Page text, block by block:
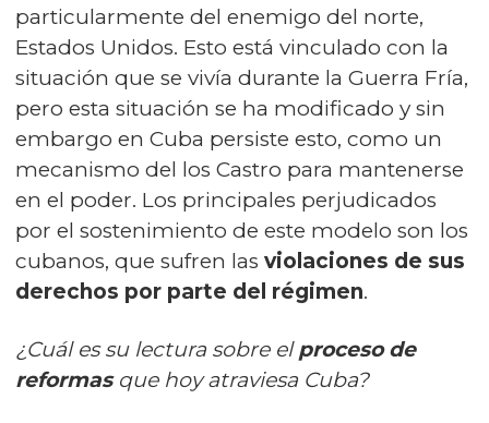
particularmente del enemigo del norte,
Estados Unidos. Esto está vinculado con la
situación que se vivía durante la Guerra Fría,
pero esta situación se ha modificado y sin
embargo en Cuba persiste esto, como un
mecanismo del los Castro para mantenerse
en el poder. Los principales perjudicados
por el sostenimiento de este modelo son los
cubanos, que sufren las violaciones de sus
derechos por parte del régimen.
¿Cuál es su lectura sobre elproceso de
reformasque hoy atraviesa Cuba?